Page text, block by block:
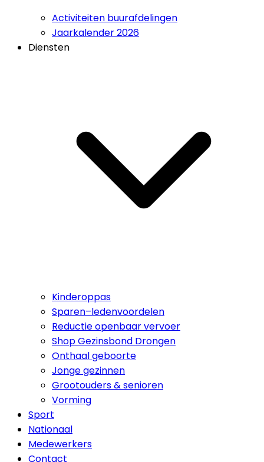
Activiteiten buurafdelingen
Jaarkalender 2026
Diensten
Kinderoppas
Sparen–ledenvoordelen
Reductie openbaar vervoer
Shop Gezinsbond Drongen
Onthaal geboorte
Jonge gezinnen
Grootouders & senioren
Vorming
Sport
Nationaal
Medewerkers
Contact